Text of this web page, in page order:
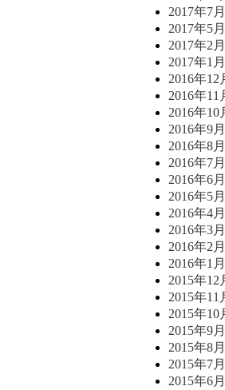
2017年7月
2017年5月
2017年2月
2017年1月
2016年12
2016年11
2016年10
2016年9月
2016年8月
2016年7月
2016年6月
2016年5月
2016年4月
2016年3月
2016年2月
2016年1月
2015年12
2015年11
2015年10
2015年9月
2015年8月
2015年7月
2015年6月